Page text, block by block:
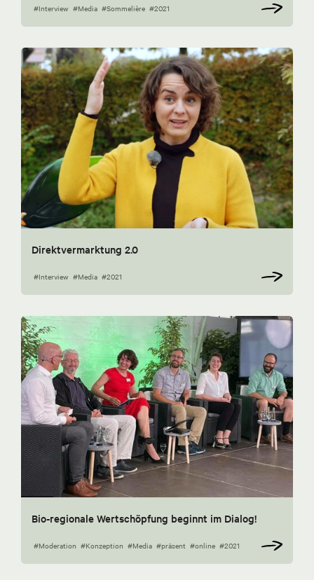
#Interview #Media #Sommelière #2021
Direktvermarktung 2.0
#Interview #Media #2021
Bio-regionale Wertschöpfung beginnt im Dialog!
#Moderation #Konzeption #Media #präsent #online #2021